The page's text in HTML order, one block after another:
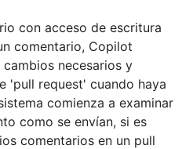
con acceso de escritura
comentario, Copilot
necesarios y
'pull request' cuando haya
comienza a examinar
como se envían, si es
comentarios en un pull